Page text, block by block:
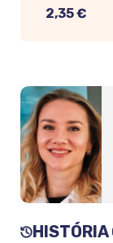
2,35 €
HISTÓRIA